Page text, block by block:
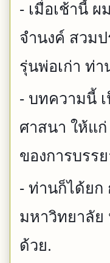
- เมื่อเช้านี้
จำนงค์ สวม
รุ่นพ่อเก่า ท่า
- บทความนี้
ศาสนา ให้แ
ของการบรร
- ท่านก็ได้ยก
มหาวิทยาลัย
ด้วย.